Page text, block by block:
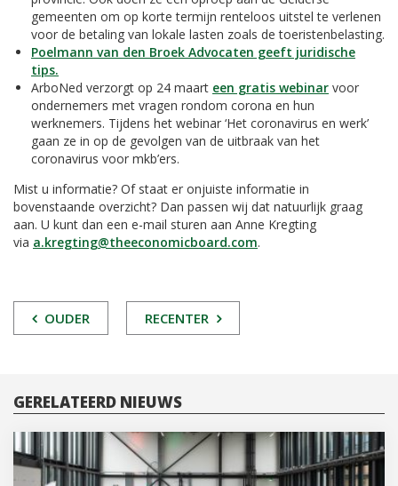
gemeenten om op korte termijn renteloos uitstel te verlenen
voor de betaling van lokale lasten zoals de toeristenbelasting.
Poelmann van den Broek Advocaten geeft juridische
tips.
ArboNed verzorgt op 24 maart een gratis webinar voor
ondernemers met vragen rondom corona en hun
werknemers. Tijdens het webinar ‘Het coronavirus en werk’
gaan ze in op de gevolgen van de uitbraak van het
coronavirus voor mkb’ers.
Mist u informatie? Of staat er onjuiste informatie in
bovenstaande overzicht? Dan passen wij dat natuurlijk graag
aan. U kunt dan een e-mail sturen aan Anne Kregting
via a.kregting@theeconomicboard.com.
POST
OUDER RECENTER
GERELATEERD NIEUWS